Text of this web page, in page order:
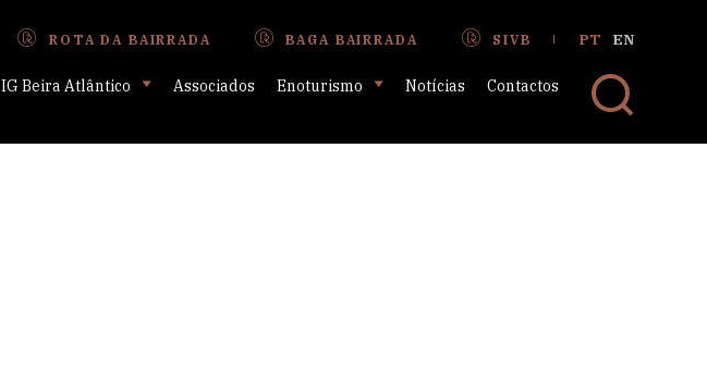
ROTA DA BAIRRADA BAGA BAIRRADA SIVB PT EN
IG Beira Atlântico Associados Enoturismo Notícias Contactos